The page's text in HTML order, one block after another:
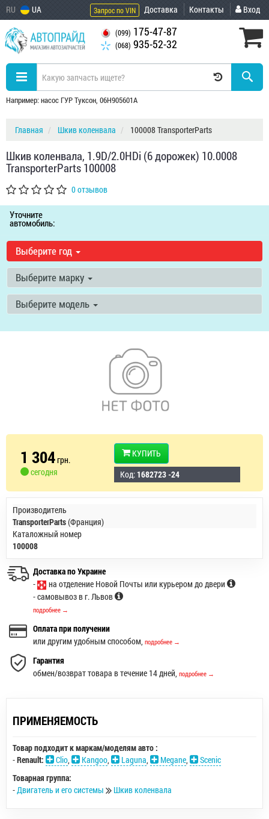
RU UA Запрос по VIN Доставка Контакты Вход
(099) 175-47-87
(068) 935-52-32
Например: насос ГУР Туксон, 06H905601A
Главная Шкив коленвала 100008 TransporterParts
Шкив коленвала, 1.9D/2.0HDi (6 дорожек) 10.0008
TransporterParts 100008
0 отзывов
Уточните
автомобиль:
Выберите год
Выберите марку
Выберите модель
1 304грн.
сегодня
КУПИТЬ
Код: 1682723 -24
Производитель
TransporterParts(Франция)
Каталожный номер
100008
Доставка по Украине
-
на отделение Новой Почты или курьером до двери
- самовывоз в г. Львов
подробнее →
Оплата при получении
или другим удобным способом, подробнее →
Гарантия
обмен/возврат товара в течение 14 дней, подробнее →
ПРИМЕНЯЕМОСТЬ
Товар подходит к маркам/моделям авто :
-Renault: Clio, Kangoo, Laguna, Megane,
Scenic
Товарная группа:
-Двигатель и его системы Шкив коленвала